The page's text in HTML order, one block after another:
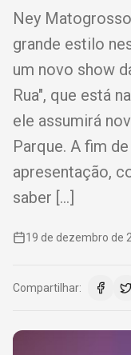
Ney
grande estilo
um novo show
Rua", que está
ele assumirá
Parque. A fim
apresentação,
saber […]
19 de dezembro de
Compartilhar: